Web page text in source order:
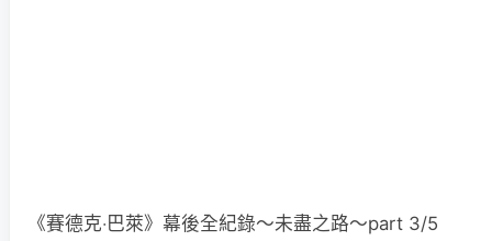
《賽德克‧巴萊》幕後全紀錄～未盡之路～part 3/5